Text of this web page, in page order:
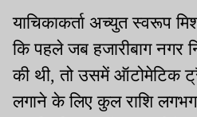
याचिकाकर्ता अच्युत स्वरूप
कि पहले जब हजारीबाग नगर
की थी, तो उसमें ऑटोमेटिक
लगाने के लिए कुल राशि